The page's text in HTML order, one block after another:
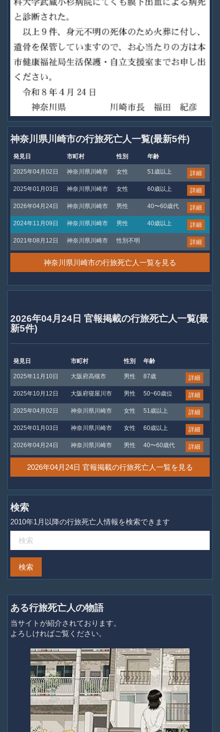
神奈川県川崎市の行旅死亡人一覧(最新5件)
発見日 市町村 性別 年齢
2025年04月02日 神奈川県川崎市 女性 51歳以上 詳細
2025年01月03日 神奈川県川崎市 女性 60歳以上 詳細
2026年04月24日 神奈川県川崎市 男性 40〜60歳代 詳細
2024年11月09日 神奈川県川崎市 男性 40歳以上 詳細
2021年08月12日 神奈川県川崎市 性別不明 詳細
神奈川県川崎市の行旅死亡人一覧を見る
2026年04月24日 官報掲載の行旅死亡人一覧(最
新5件)
発見日 市町村 性別 年齢
2025年11月10日 大阪府高槻市 男性 87歳 詳細
2025年10月12日 大阪府寝屋川市 男性 50~60歳位 詳細
2025年04月02日 神奈川県川崎市 女性 51歳以上 詳細
2025年01月03日 神奈川県川崎市 女性 60歳以上 詳細
2026年04月24日 神奈川県川崎市 男性 40〜60歳代 詳細
2026年04月24日 官報掲載の行旅死亡人一覧を見る
検索
2010年1月以降の行旅死亡人情報を検索できます
ある行旅死亡人の物語
当サイトが紹介されております。
よろしければご覧ください。